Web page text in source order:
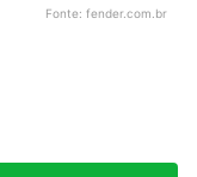
Fonte: fender.com.br